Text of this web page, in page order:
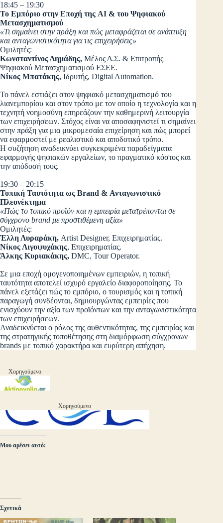
18:45 – 19:30
Το Εμπόριο στην Εποχή της AI & του Ψηφιακού
Μετασχηματισμού
«Τι σημαίνει στην πράξη και πώς μεταφράζεται σε ανάπτυξη
και ανταγωνιστικότητα για τις επιχειρήσεις»
Ομιλητές:
Κωνσταντίνος Δημάδης, Μέλος Δ.Σ. & Επιτροπής
Ψηφιακού Μετασχηματισμού ΕΣΕΕ.
Νίκος Μπατάκης, Ιδρυτής, Digital Automation.
Το πάνελ εστιάζει στον ψηφιακό μετασχηματισμό του
λιανεμπορίου και στον τρόπο με τον οποίο η τεχνολογία και η
τεχνητή νοημοσύνη επηρεάζουν την καθημερινή λειτουργία
των επιχειρήσεων. Στόχος είναι να αποσαφηνιστεί τι σημαίνει
στην πράξη για μια μικρομεσαία επιχείρηση και πώς μπορεί
να εφαρμοστεί με ρεαλιστικό και αποδοτικό τρόπο.
Η συζήτηση αναδεικνύει συγκεκριμένα παραδείγματα
εφαρμογής ψηφιακών εργαλείων, το πραγματικό κόστος και
την απόδοσή τους.
19:30 – 20:15
Τοπική Ταυτότητα ως Brand & Ανταγωνιστικό
Πλεονέκτημα
«Πώς το τοπικό προϊόν και η εμπειρία μετατρέπονται σε
σύγχρονο brand με προστιθέμενη αξία»
Ομιλητές:
Έλλη Λυραράκη, Artist Designer, Επιχειρηματίας.
Νίκος Λιγοψυχάκης, Επιχειρηματίας.
Άλκης Κυριακάκης, DMC, Tour Operator.
Σε μια εποχή ομογενοποιημένων εμπειριών, η τοπική
ταυτότητα αποτελεί ισχυρό εργαλείο διαφοροποίησης. Το
πάνελ εξετάζει πώς το εμπόριο, ο τουρισμός και η τοπική
παραγωγή συνδέονται, δημιουργώντας εμπειρίες που
ενισχύουν την αξία των προϊόντων και την ανταγωνιστικότητα
των επιχειρήσεων.
Αναδεικνύεται ο ρόλος της αυθεντικότητας, της εμπειρίας και
της στρατηγικής τοποθέτησης στη διαμόρφωση σύγχρονων
brands με τοπικό χαρακτήρα και ευρύτερη απήχηση.
Χορηγούμενο
Χορηγούμενο
Μου αρέσει αυτό:
Σχετικά